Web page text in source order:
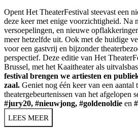
Opent Het TheaterFestival steevast een
deze keer met enige voorzichtigheid. Na
versoepelingen, en nieuwe
meer hetzelfde uit. Ook met de huidige
voor een gastvrij en bijzonder
perspectief. Deze editie van Het
Brussel, met het Kaaitheater als
festival brengen we artiesten en
zaal. Geniet nog één keer van een aantal
theatergebeurtenissen van het afgelopen
#jury20, #nieuwjong, #goldenoldie en
LEES MEER